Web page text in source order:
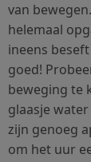
van
helemaal
ineens
goed!
beweging te
glaasje
zijn genoeg
om het uur